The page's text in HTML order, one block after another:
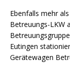
Ebenfalls mehr
Betreuungs-LKW
Eutingen
Gerätewagen